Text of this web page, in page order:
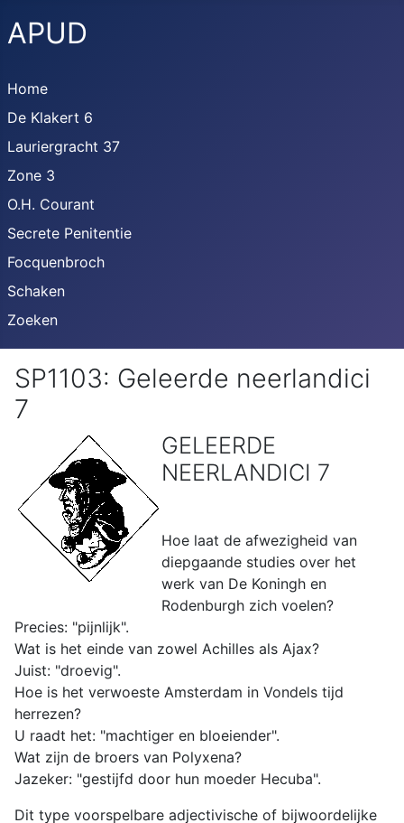
APUD
Home
De Klakert 6
Lauriergracht 37
Zone 3
O.H. Courant
Secrete Penitentie
Focquenbroch
Schaken
Zoeken
SP1103: Geleerde neerlandici
7
GELEERDE
NEERLANDICI 7
Hoe laat de afwezigheid van
diepgaande studies over het
werk van De Koningh en
Rodenburgh zich voelen?
Precies: "pijnlijk".
Wat is het einde van zowel Achilles als Ajax?
Juist: "droevig".
Hoe is het verwoeste Amsterdam in Vondels tijd
herrezen?
U raadt het: "machtiger en bloeiender".
Wat zijn de broers van Polyxena?
Jazeker: "gestijfd door hun moeder Hecuba".
Dit type voorspelbare adjectivische of bijwoordelijke